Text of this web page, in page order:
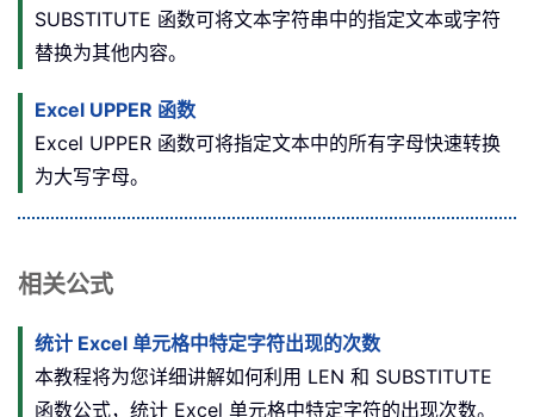
SUBSTITUTE 函数可将文本字符串中的指定文本或字符
替换为其他内容。
Excel UPPER 函数
Excel UPPER 函数可将指定文本中的所有字母快速转换
为大写字母。
相关公式
统计 Excel 单元格中特定字符出现的次数
本教程将为您详细讲解如何利用 LEN 和 SUBSTITUTE
函数公式，统计 Excel 单元格中特定字符的出现次数。